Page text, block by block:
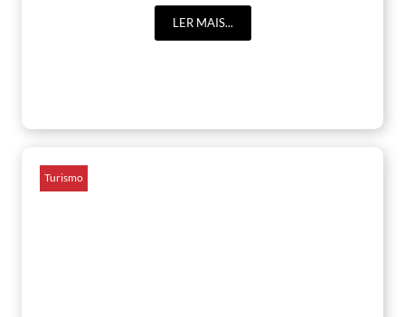
LER MAIS...
Turismo